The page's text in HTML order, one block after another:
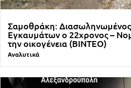
Σαμοθράκη:
Εγκαυμάτων ο 22χρονος –
την οικογένεια (ΒΙΝΤΕΟ)
Αναλυτικά